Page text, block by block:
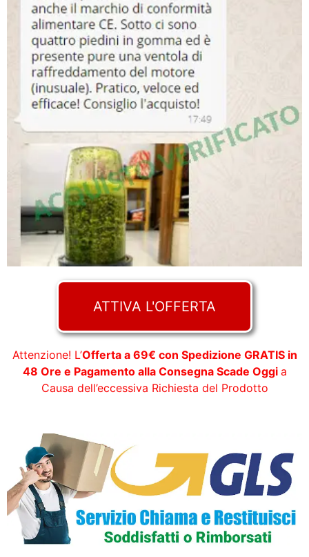
ATTIVA L'OFFERTA
Attenzione! L’Offerta a 69€ con Spedizione GRATIS in
48 Ore e Pagamento alla Consegna Scade Oggi a
Causa dell’eccessiva Richiesta del Prodotto